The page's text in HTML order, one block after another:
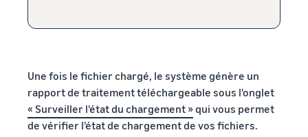
Une fois le fichier chargé, le système génère un
rapport de traitement téléchargeable sous l'onglet
« Surveiller l'état du chargement » qui vous permet
de vérifier l'état de chargement de vos fichiers.